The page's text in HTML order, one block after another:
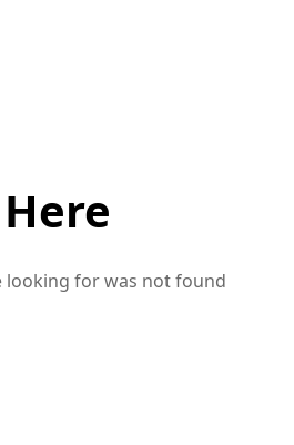
looking for was not found